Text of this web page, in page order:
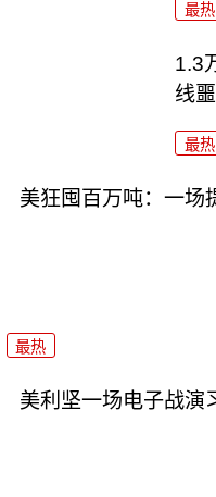
最热
1.3
线
最热
美狂囤百万吨：一场
最热
美利坚一场电子战演